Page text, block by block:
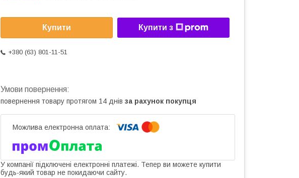
Купити Купити з
+380 (63) 801-11-51
повернення товару протягом 14 днів за рахунок покупця
У компанії підключені електронні платежі. Тепер ви можете купити
будь-який товар не покидаючи сайту.